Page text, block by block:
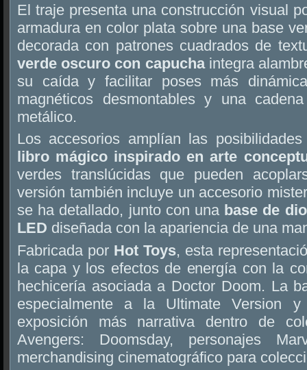
El traje presenta una construcción visual
armadura en color plata sobre una base
decorada con patrones cuadrados de
verde oscuro con capuchaintegra
su caída y facilitar poses más
magnéticos desmontables y una
metálico.
Los accesorios amplían las
libro mágico inspirado en arte
verdes translúcidas que pueden
versión también incluye un accesorio
se ha detallado, junto con una base de
LED diseñada con la apariencia de una
Fabricada por Hot Toys, esta
la capa y los efectos de energía con la
hechicería asociada a Doctor Doom. La
especialmente a la Ultimate Version
exposición más narrativa dentro de
Avengers: Doomsday, personajes
merchandising cinematográfico para